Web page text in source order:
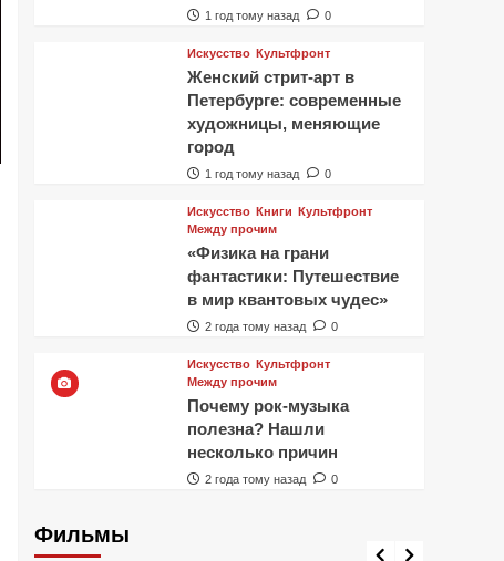
1 год тому назад 0
Искусство Культфронт
Женский стрит-арт в
Петербурге: современные
художницы, меняющие
город
1 год тому назад 0
Искусство Книги Культфронт
Между прочим
«Физика на грани
фантастики: Путешествие
в мир квантовых чудес»
2 года тому назад 0
Искусство Культфронт
Между прочим
Почему рок-музыка
полезна? Нашли
несколько причин
2 года тому назад 0
Фильмы
Фильмы